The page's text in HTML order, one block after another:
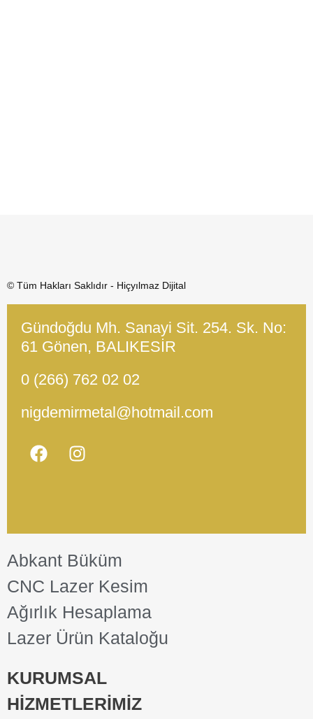
© Tüm Hakları Saklıdır - Hiçyılmaz Dijital
Gündoğdu Mh. Sanayi Sit. 254. Sk. No:
61 Gönen, BALIKESİR
0 (266) 762 02 02
nigdemirmetal@hotmail.com
Abkant Büküm
CNC Lazer Kesim
Ağırlık Hesaplama
Lazer Ürün Kataloğu
KURUMSAL
HİZMETLERİMİZ